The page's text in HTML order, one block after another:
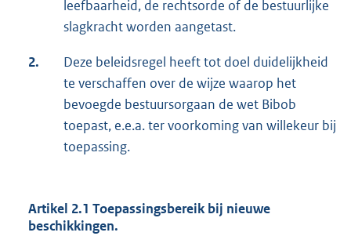
leefbaarheid, de rechtsorde of de bestuurlijke
slagkracht worden aangetast.
2.
Deze beleidsregel heeft tot doel duidelijkheid
te verschaffen over de wijze waarop het
bevoegde bestuursorgaan de wet Bibob
toepast, e.e.a. ter voorkoming van willekeur bij
toepassing.
Artikel 2.1 Toepassingsbereik bij nieuwe
beschikkingen.